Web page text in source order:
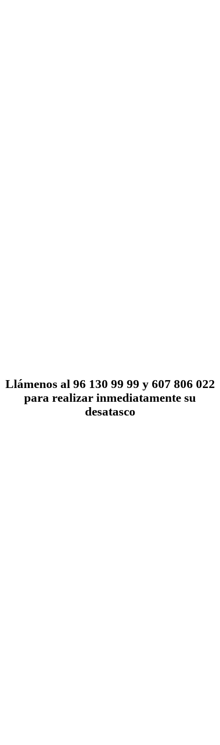
Llámenos al 96 130 99 99 y 607 806 022
para realizar inmediatamente su
desatasco